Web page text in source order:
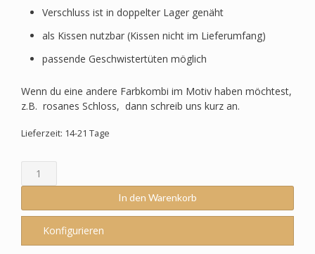
Verschluss ist in doppelter Lager genäht
als Kissen nutzbar (Kissen nicht im Lieferumfang)
passende Geschwistertüten möglich
Wenn du eine andere Farbkombi im Motiv haben möchtest,
z.B. rosanes Schloss, dann schreib uns kurz an.
Lieferzeit: 14-21 Tage
Schultüte
passend
Step
Step
In den Warenkorb
Konfigurieren